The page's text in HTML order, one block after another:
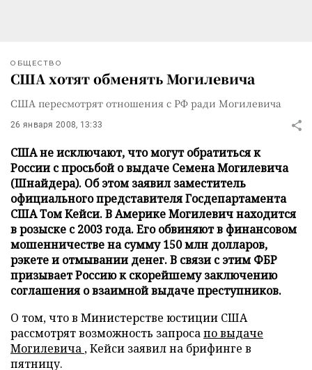
ОБЩЕСТВО
США хотят обменять Могилевича
США пересмотрят отношения с РФ ради Могилевича
26 января 2008, 13:33
США не исключают, что могут обратиться к
России с просьбой о выдаче Семена Могилевича
(Шнайдера). Об этом заявил заместитель
официального представителя Госдепартамента
США Том Кейси. В Америке Могилевич находится
в розыске с 2003 года. Его обвиняют в финансовом
мошенничестве на сумму 150 млн долларов,
рэкете и отмывании денег. В связи с этим ФБР
призывает Россию к скорейшему заключению
соглашения о взаимной выдаче преступников.
О том, что в Министерстве юстиции США
рассмотрят возможность запросапо выдаче
Могилевича , Кейси заявил на брифинге в
пятницу.